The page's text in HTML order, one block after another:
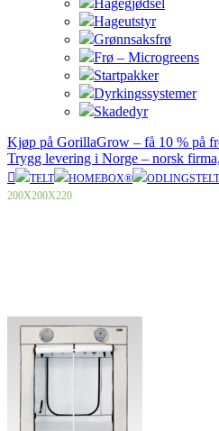
Hagegjødsel
Hageutstyr
Grønnsaksfrø
Frø – Microgreens
Startpakker
Dyrkingssystemer
Skadedyr
Kjøp på GorillaGrow – få 10 % på
Trygg levering i Norge – norsk
TELT HOMEBOX® ODLINGS­TELT
200X200X220